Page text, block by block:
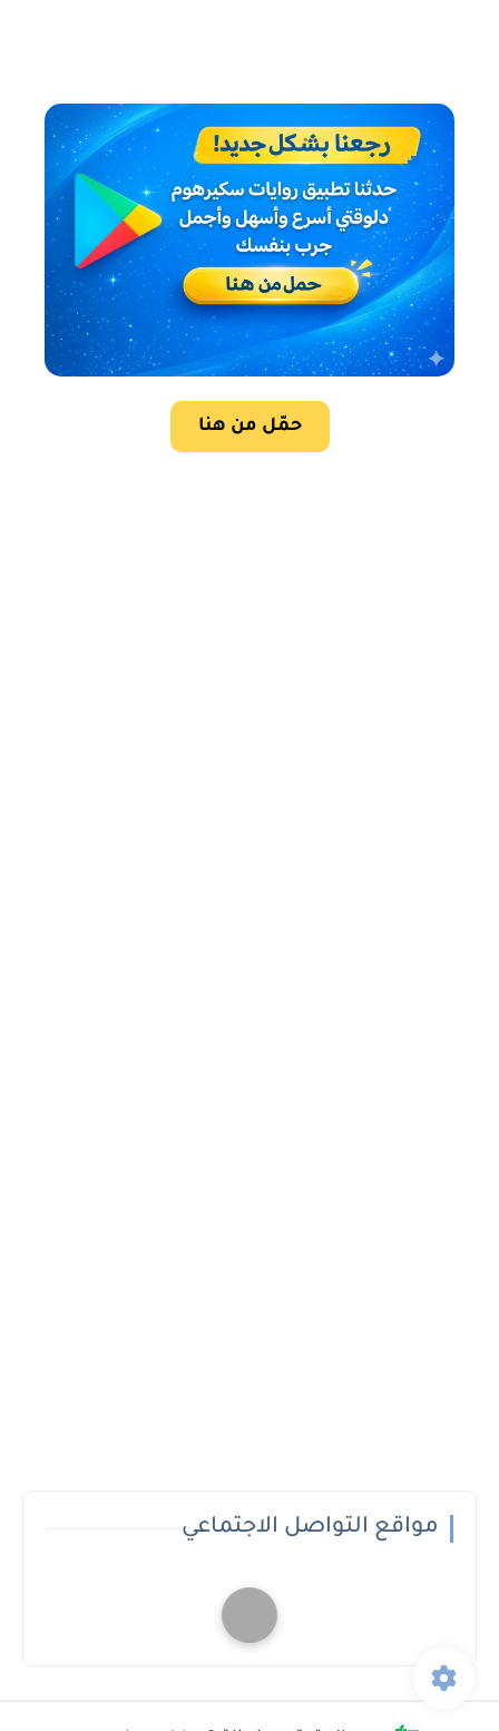
حمّل من هنا
مواقع التواصل الاجتماعي